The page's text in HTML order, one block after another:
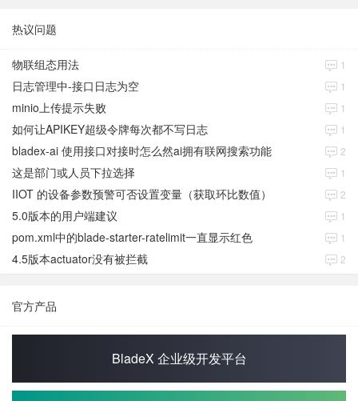
热议问题
物联组态用法 1
日志管理中-接口日志为空 1
minio上传提示失败 1
如何让APIKEY超级令牌每次都不写日志 1
bladex-ai 使用接口对接时怎么然ai拥有联网搜索功能 2
这是部门或人员下拉选择 1
IIOT 的设备参数预警可否设置变量（获取环比数值） 2
5.0版本的用户端建议 1
pom.xml中的blade-starter-ratelimit一直显示红色 1
4.5版本actuator没有被拦截 2
官方产品
BladeX 企业级开发平台